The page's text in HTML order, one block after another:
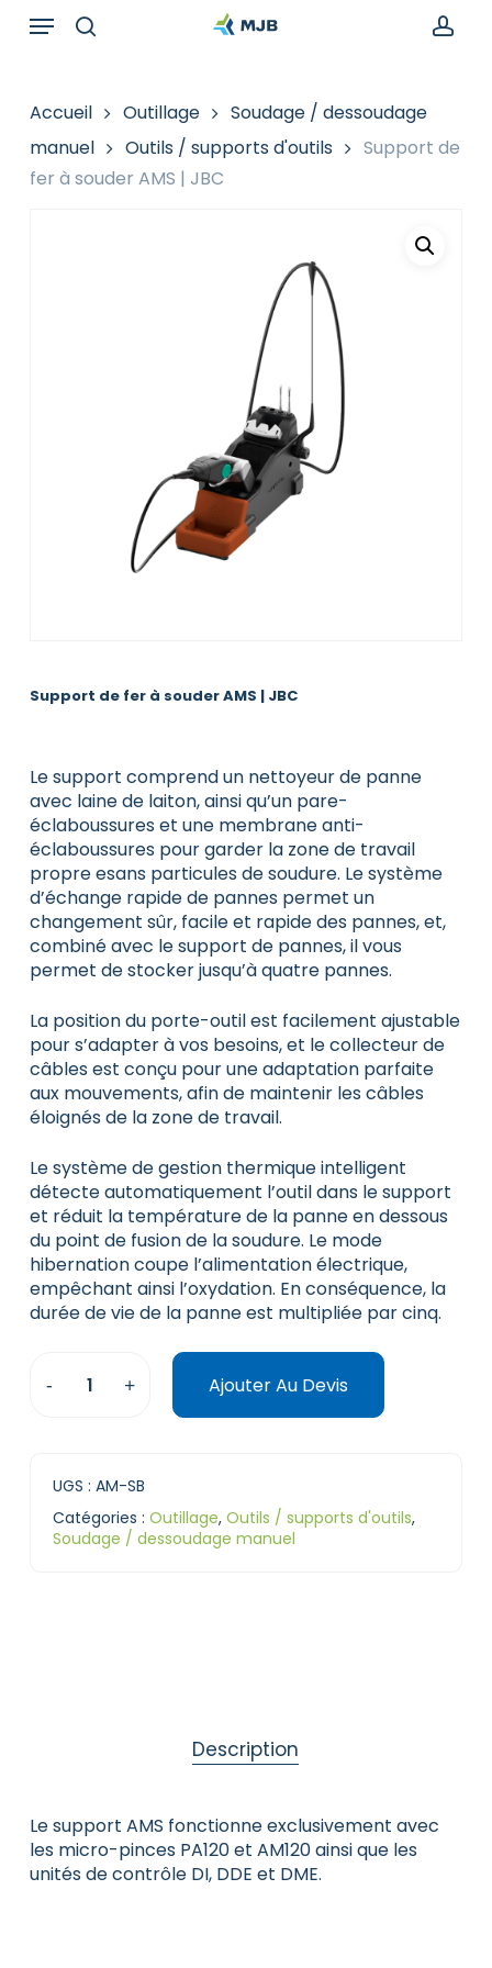
Recherche
Menu
Accueil Outillage
Soudage / dessoudage
manuel
Outils / supports d'outils
Support de
fer à souder AMS | JBC
Support de fer à souder AMS | JBC
Le support comprend un nettoyeur de panne
avec laine de laiton, ainsi qu’un pare-
éclaboussures et une membrane anti-
éclaboussures pour garder la zone de travail
propre esans particules de soudure. Le système
d’échange rapide de pannes permet un
changement sûr, facile et rapide des pannes, et,
combiné avec le support de pannes, il vous
permet de stocker jusqu’à quatre pannes.
La position du porte-outil est facilement ajustable
pour s’adapter à vos besoins, et le collecteur de
câbles est conçu pour une adaptation parfaite
aux mouvements, afin de maintenir les câbles
éloignés de la zone de travail.
Le système de gestion thermique intelligent
détecte automatiquement l’outil dans le support
et réduit la température de la panne en dessous
du point de fusion de la soudure. Le mode
hibernation coupe l’alimentation électrique,
empêchant ainsi l’oxydation. En conséquence, la
durée de vie de la panne est multipliée par cinq.
Ajouter Au Devis
UGS : AM-SB
Catégories : Outillage, Outils / supports d'outils,
Soudage / dessoudage manuel
Description
Le support AMS fonctionne exclusivement avec
les micro-pinces PA120 et AM120 ainsi que les
unités de contrôle DI, DDE et DME.